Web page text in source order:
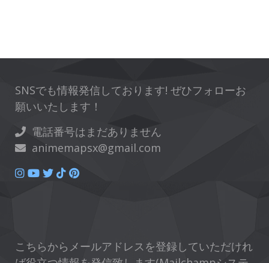
SNSでも情報発信しております! ぜひフォローお
願いいたします！
電話番号はまだありません
animemapsx@gmail.com
こちらからメールアドレスを登録していただけれ